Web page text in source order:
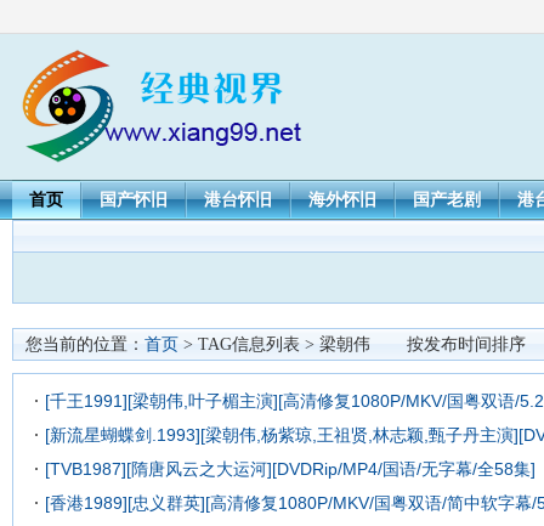
首页 国产怀旧 港台怀旧 海外怀旧 国产老剧 港
您当前的位置： 首页 > TAG信息列表 > 梁朝伟 按发布时间排序
[千王1991][梁朝伟,叶子楣主演][高清修复1080P/MKV/国粤双语/
[新流星蝴蝶剑.1993][梁朝伟,杨紫琼,王祖贤,林志颖,甄子丹主演
[TVB1987][隋唐风云之大运河][DVDRip/MP4/国语/无字幕/全58集]
[香港1989][忠义群英][高清修复1080P/MKV/国粤双语/简中软字幕/